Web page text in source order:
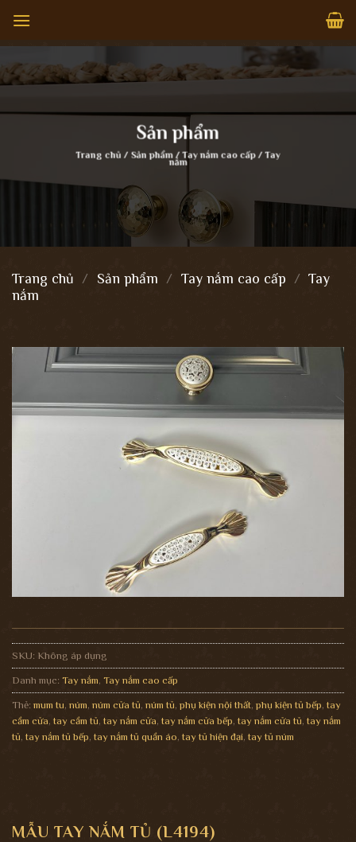
qua
nội
dung
Sản phẩm
Trang chủ / Sản phẩm / Tay nắm cao cấp / Tay
nắm
Trang chủ / Sản phẩm / Tay nắm cao cấp / Tay
nắm
SKU: Không áp dụng
Danh mục: Tay nắm, Tay nắm cao cấp
Thẻ: mum tu, núm, núm cửa tủ, núm tủ, phụ kiện nội thất, phụ kiện tủ bếp, tay
cầm cửa, tay cầm tủ, tay nắm cửa, tay nắm cửa bếp, tay nắm cửa tủ, tay nắm
tủ, tay nắm tủ bếp, tay nắm tủ quần áo, tay tủ hiện đại, tay tủ núm
MẪU TAY NẮM TỦ (L4194)